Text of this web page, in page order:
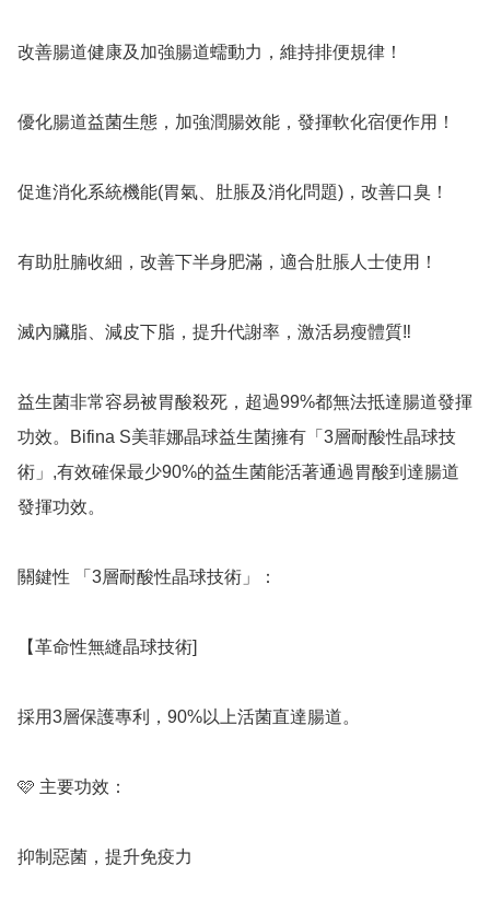
改善腸道健康及加強腸道蠕動力，維持排便規律！
優化腸道益菌生態，加強潤腸效能，發揮軟化宿便作用！
促進消化系統機能(胃氣、肚脹及消化問題)，改善口臭！
有助肚腩收細，改善下半身肥滿，適合肚脹人士使用！
滅內臟脂、減皮下脂，提升代謝率，激活易瘦體質‼️
益生菌非常容易被胃酸殺死，超過99%都無法抵達腸道發揮
功效。Bifina S美菲娜晶球益生菌擁有「3層耐酸性晶球技
術」,有效確保最少90%的益生菌能活著通過胃酸到達腸道
發揮功效。
關鍵性 「3層耐酸性晶球技術」：
【革命性無縫晶球技術]
採用3層保護專利，90%以上活菌直達腸道。
🩷 主要功效：
抑制惡菌，提升免疫力